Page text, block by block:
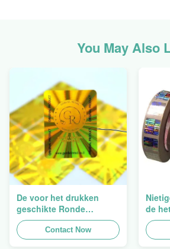
You May Also
De voor het drukken
geschikte Ronde
Verpakkende
Holografische
Zelfklevende Bladen van
Contact Now
de
de